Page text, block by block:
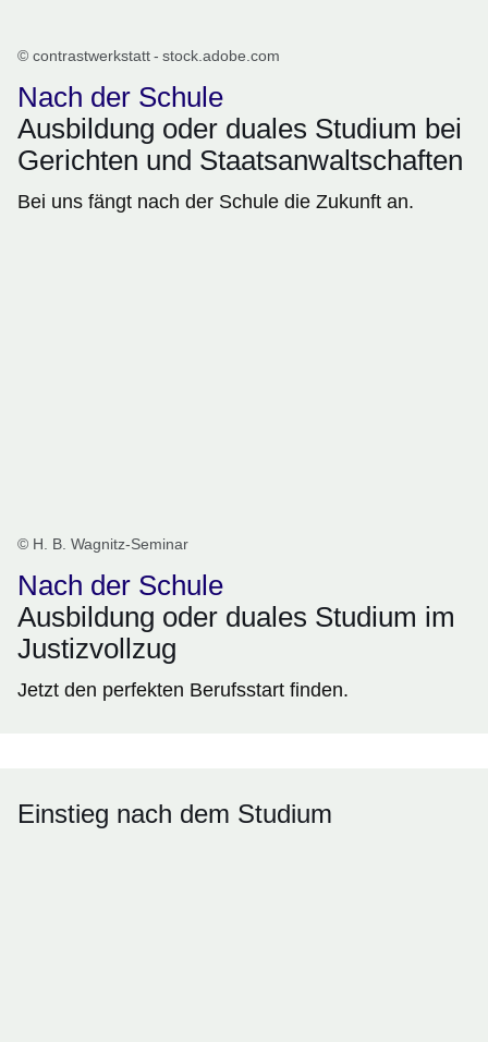
© contrastwerkstatt - stock.adobe.com
Nach der Schule
Ausbildung oder duales Studium bei
Gerichten und Staatsanwaltschaften
Bei uns fängt nach der Schule die Zukunft an.
© H. B. Wagnitz-Seminar
Nach der Schule
Ausbildung oder duales Studium im
Justizvollzug
Jetzt den perfekten Berufsstart finden.
Einstieg nach dem Studium